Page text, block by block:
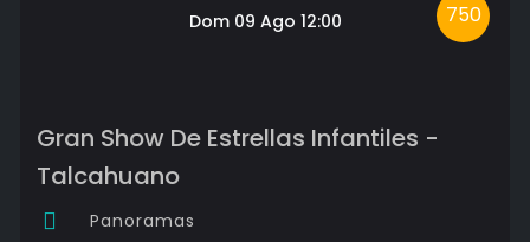
750
Dom 09 Ago 12:00
Gran Show De Estrellas Infantiles -
Talcahuano
Panoramas